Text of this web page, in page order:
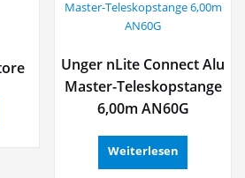
Unger nLite Connect Alu
Master-Teleskopstange
6,00m AN60G
Weiterlesen